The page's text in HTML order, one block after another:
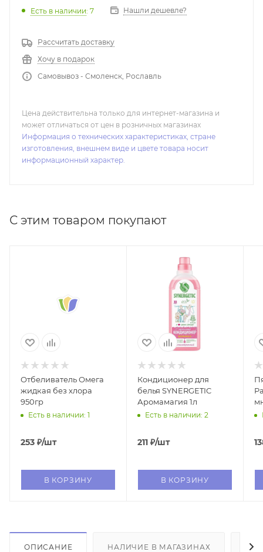
Есть в наличии: 7 Нашли дешевле?
Рассчитать доставку
Хочу в подарок
Самовывоз - Смоленск, Рославль
Цена действительна только для интернет-магазина и
может отличаться от цен в розничных магазинах
Информация о технических характеристиках, стране
изготовления, внешнем виде и цвете товара носит
информационный характер.
С этим товаром покупают
Отбеливатель Омега
жидкая без хлора
950гр
Есть в наличии: 1
253 ₽/шт
В КОРЗИНУ
Кондиционер для
белья SYNERGETIC
Аромамагия 1л
Есть в наличии: 2
211 ₽/шт
В КОРЗИНУ
ОПИСАНИЕ НАЛИЧИЕ В МАГАЗИНАХ